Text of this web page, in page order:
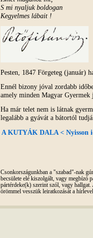
S mi nyaljuk boldogan
Kegyelmes lábait !
Pesten, 1847 Förgeteg (január)
Ennél bizony jóval zordabb
amely minden Magyar Gyermek
Ha már telet nem is látnak
legalább a gyávát a bátortól
A KUTYÁK DALA < Nyisson
Csonkországunkban a "szabad"-nak
becsülete elé kiszolgált, vagy megbízó
pártérdeke(k) szerint szól, vagy
örömmel vesszük leiratkozását a